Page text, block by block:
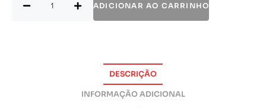
ADICIONAR AO CARRINHO
DESCRIÇÃO
INFORMAÇÃO ADICIONAL